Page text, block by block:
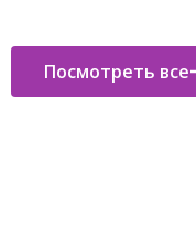
Посмотреть все